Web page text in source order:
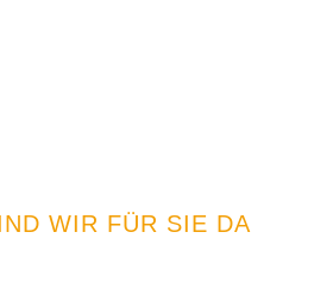
WIR FÜR SIE DA